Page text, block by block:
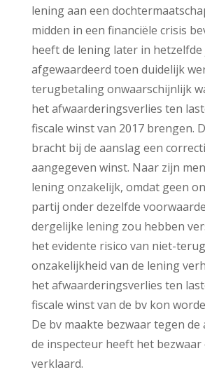
lening aan een
midden in een financiële crisis
heeft de lening later in hetzelfde
afgewaardeerd toen duidelijk
terugbetaling onwaarschijnlijk
het afwaarderingsverlies ten
fiscale winst van 2017 brengen.
bracht bij de aanslag een
aangegeven winst. Naar zijn
lening onzakelijk, omdat geen
partij onder dezelfde
dergelijke lening zou hebben
het evidente risico van niet-
onzakelijkheid van de lening
het afwaarderingsverlies ten
fiscale winst van de bv kon
De bv maakte bezwaar tegen de
de inspecteur heeft het
verklaard.